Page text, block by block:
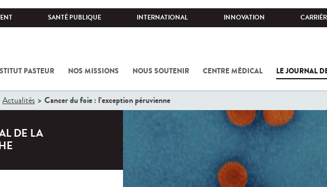
SANTÉ PUBLIQUE INTERNATIONAL INNOVATION
PASTEUR NOS MISSIONS NOUS SOUTENIR CENTRE MÉDICAL LE JOURNAL
Actualités Cancer du foie : l’exception péruvienne
DE LA